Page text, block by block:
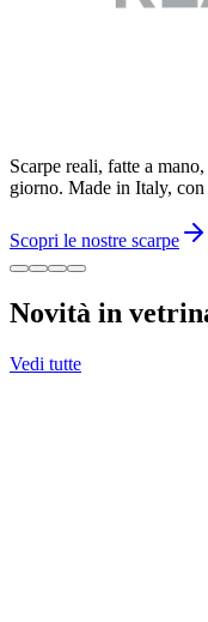
Scarpe reali, fatte a
giorno. Made in Italy,
Scopri le nostre scarpe
Novità in
Vedi tutte